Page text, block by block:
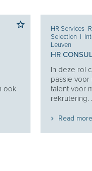
ook
HR Services-
Selection I
Leuven
HR
In deze rol
passie voor
talent voor
rekrutering.
Read more